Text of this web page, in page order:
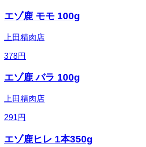
エゾ鹿 モモ 100g
上田精肉店
378円
エゾ鹿 バラ 100g
上田精肉店
291円
エゾ鹿ヒレ 1本350g